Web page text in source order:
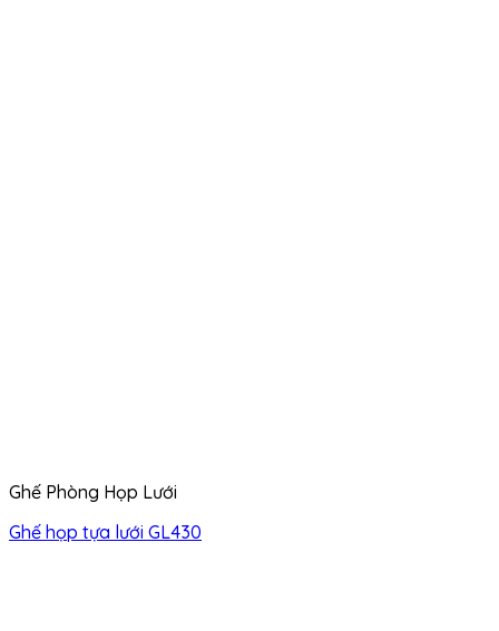
Ghế Phòng Họp Lưới
Ghế họp tựa lưới GL430